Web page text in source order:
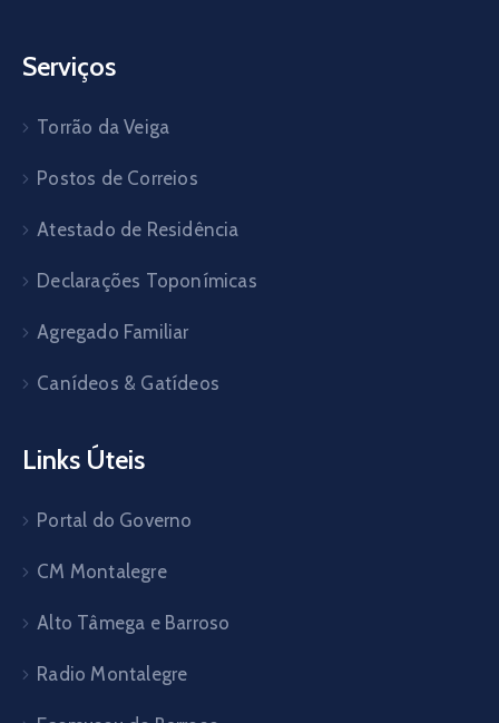
Serviços
Torrão da Veiga
Postos de Correios
Atestado de Residência
Declarações Toponímicas
Agregado Familiar
Canídeos & Gatídeos
Links Úteis
Portal do Governo
CM Montalegre
Alto Tâmega e Barroso
Radio Montalegre